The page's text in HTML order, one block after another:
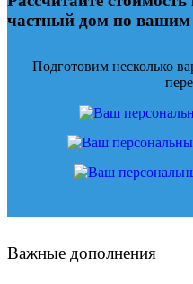
частный дом по вашим
Подготовим несколько
Важные дополнения